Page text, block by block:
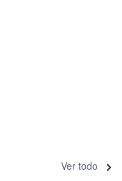
Ver todo